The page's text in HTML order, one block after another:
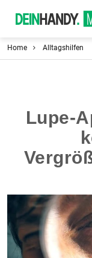
Home Alltagshilfen
Lupe-